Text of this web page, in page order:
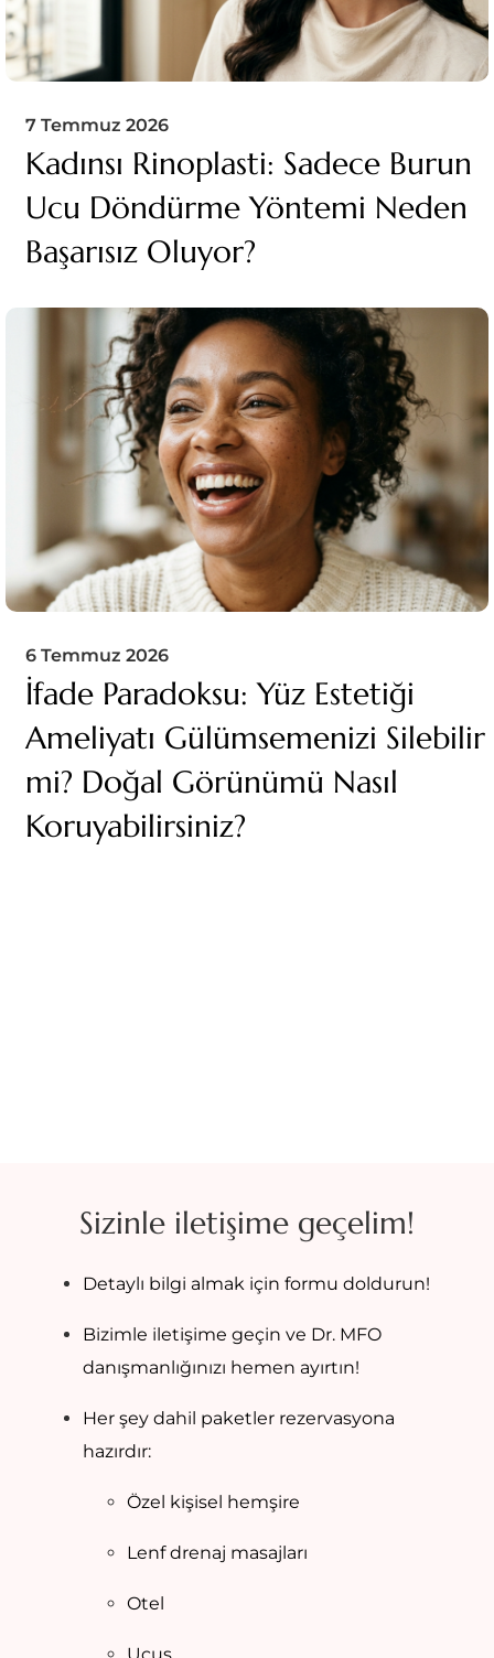
7 Temmuz 2026
Kadınsı Rinoplasti: Sadece Burun
Ucu Döndürme Yöntemi Neden
Başarısız Oluyor?
6 Temmuz 2026
İfade Paradoksu: Yüz Estetiği
Ameliyatı Gülümsemenizi Silebilir
mi? Doğal Görünümü Nasıl
Koruyabilirsiniz?
Sizinle iletişime geçelim!
Detaylı bilgi almak için formu doldurun!
Bizimle iletişime geçin ve Dr. MFO
danışmanlığınızı hemen ayırtın!
Her şey dahil paketler rezervasyona
hazırdır:
Özel kişisel hemşire
Lenf drenaj masajları
Otel